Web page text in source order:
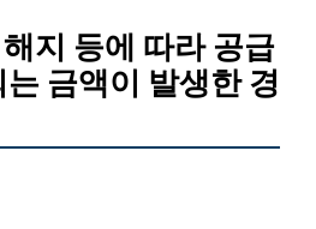
지 등에 따라 공급
금액이 발생한 경